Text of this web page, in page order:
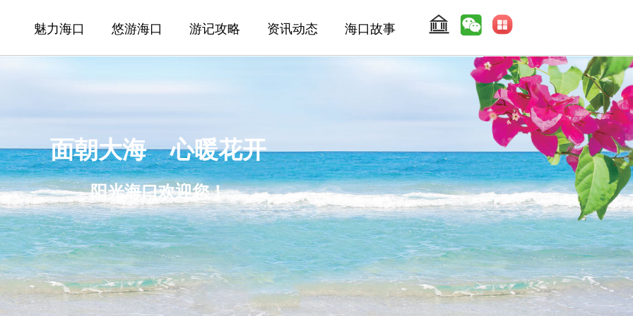
魅力海口 悠游海口 游记攻略 资讯动态 海口故事
面朝大海 心暖花开
阳光海口欢迎您！